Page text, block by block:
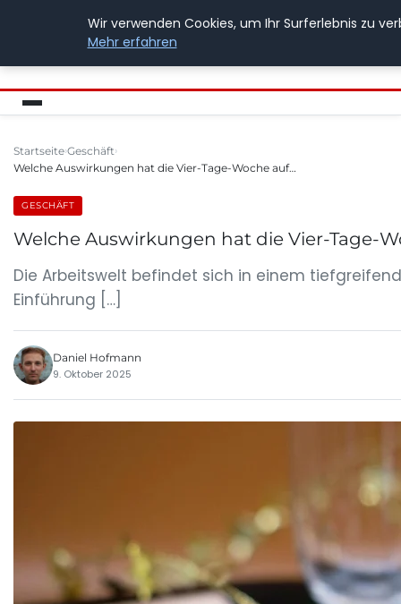
BUSSICHARLY
Startseite Geschäft
Welche Auswirkungen hat die Vier-Tage-Woche auf…
GESCHÄFT
Welche Auswirkungen hat die Vier-Tage-
Die Arbeitswelt befindet sich in einem
Einführung […]
Daniel Hofmann
9. Oktober 2025
Wir verwenden Cookies, um Ihr Surferlebnis zu
Mehr erfahren